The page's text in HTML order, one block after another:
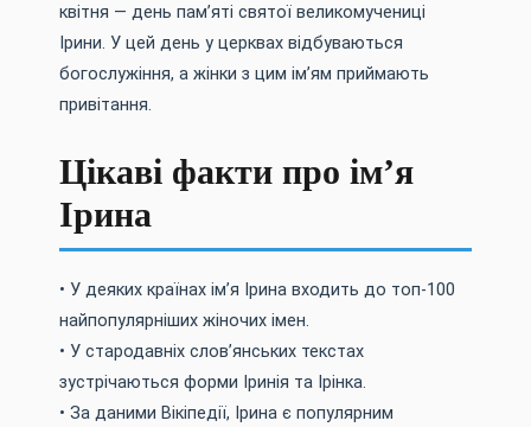
квітня — день пам’яті святої великомучениці
Ірини. У цей день у церквах відбуваються
богослужіння, а жінки з цим ім’ям приймають
привітання.
Цікаві факти про ім’я
Ірина
• У деяких країнах ім’я Ірина входить до топ-100
найпопулярніших жіночих імен.
• У стародавніх слов’янських текстах
зустрічаються форми Іринія та Ірінка.
• За даними Вікіпедії, Ірина є популярним